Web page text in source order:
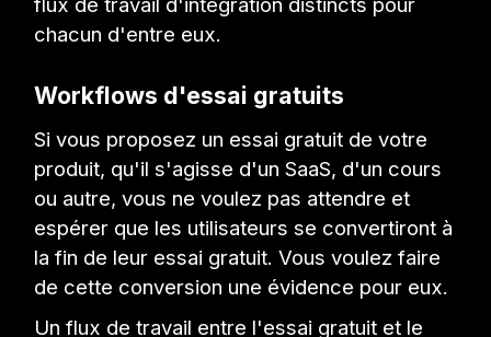
chacun d'entre eux.
Workflows d'essai gratuits
Si vous proposez un essai gratuit de votre
produit, qu'il s'agisse d'un SaaS, d'un cours
ou autre, vous ne voulez pas attendre et
espérer que les utilisateurs se convertiront à
la fin de leur essai gratuit. Vous voulez faire
de cette conversion une évidence pour eux.
Un flux de travail entre l'essai gratuit et le